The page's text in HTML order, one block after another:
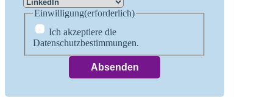
Einwilligung(erforderlich)
Ich akzeptiere die
Datenschutzbestimmungen.